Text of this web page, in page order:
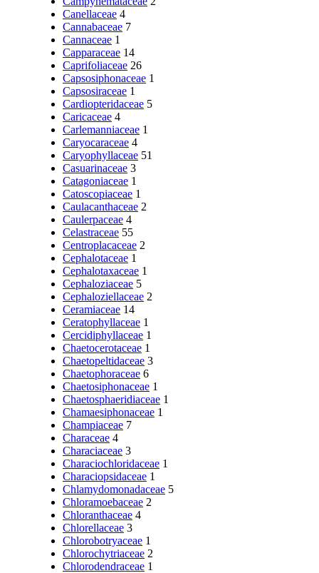
Canellaceae 4
Cannabaceae 7
Cannaceae 1
Capparaceae 14
Caprifoliaceae 26
Capsosiphonaceae 1
Capsosiraceae 1
Cardiopteridaceae 5
Caricaceae 4
Carlemanniaceae 1
Caryocaraceae 4
Caryophyllaceae 51
Casuarinaceae 3
Catagoniaceae 1
Catoscopiaceae 1
Caulacanthaceae 2
Caulerpaceae 4
Celastraceae 55
Centroplacaceae 2
Cephalotaceae 1
Cephalotaxaceae 1
Cephaloziaceae 5
Cephaloziellaceae 2
Ceramiaceae 14
Ceratophyllaceae 1
Cercidiphyllaceae 1
Chaetocerotaceae 1
Chaetopeltidaceae 3
Chaetophoraceae 6
Chaetosiphonaceae 1
Chaetosphaeridiaceae 1
Chamaesiphonaceae 1
Champiaceae 7
Characeae 4
Characiaceae 3
Characiochloridaceae 1
Characiopsidaceae 1
Chlamydomonadaceae 5
Chloramoebaceae 2
Chloranthaceae 4
Chlorellaceae 3
Chlorobotryaceae 1
Chlorochytriaceae 2
Chlorodendraceae 1